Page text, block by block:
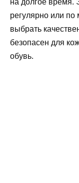
на долгое время.
регулярно или
выбрать
безопасен для
обувь.